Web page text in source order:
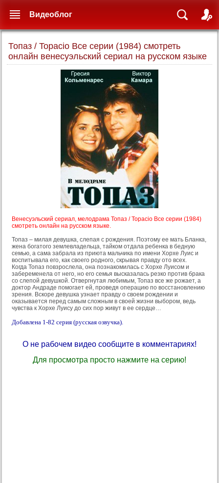
Топаз / Topacio Все серии (1984) смотреть
онлайн венесуэльский сериал на русском языке
Венесуэльский сериал, мелодрама Топаз / Topacio Все серии (1984)
смотреть онлайн на русском языке.
Топаз – милая девушка, слепая с рождения. Поэтому ее мать Бланка,
жена богатого землевладельца, тайком отдала ребенка в бедную
семью, а сама забрала из приюта мальчика по имени Хорхе Луис и
воспитывала его, как своего родного, скрывая правду ото всех.
Когда Топаз повзрослела, она познакомилась с Хорхе Луисом и
забеременела от него, но его семья высказалась резко против брака
со слепой девушкой. Отвергнутая любимым, Топаз все же рожает, а
доктор Андраде помогает ей, проведя операцию по восстановлению
зрения. Вскоре девушка узнает правду о своем рождении и
оказывается перед самым сложным в своей жизни выбором, ведь
чувства к Хорхе Луису до сих пор живут в ее сердце…
Добавлена 1-82 серия (русская озвучка).
О не рабочем видео сообщите в комментариях!
Для просмотра просто нажмите на серию!
Видеоблог